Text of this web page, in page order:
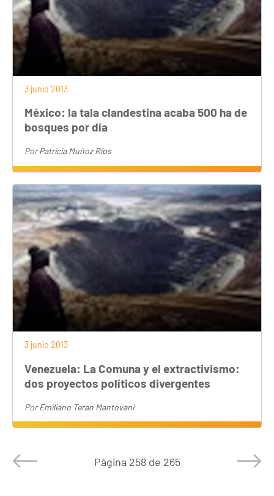
3 junio 2013
México: la tala clandestina acaba 500 ha de
bosques por día
PorPatricia Muñoz Ríos
3 junio 2013
Venezuela: La Comuna y el extractivismo:
dos proyectos políticos divergentes
PorEmiliano Teran Mantovani
Página 258 de 265